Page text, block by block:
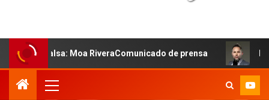
Moa RiveraComunicado de prensa MARCOS